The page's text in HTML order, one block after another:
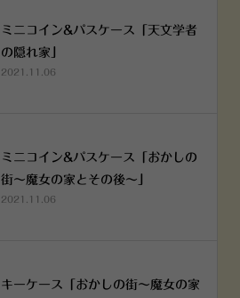
ミニコイン&パスケース「天文学者
の隠れ家」
2021.11.06
ミニコイン&パスケース「おかしの
街～魔女の家とその後～」
2021.11.06
キーケース「おかしの街～魔女の家